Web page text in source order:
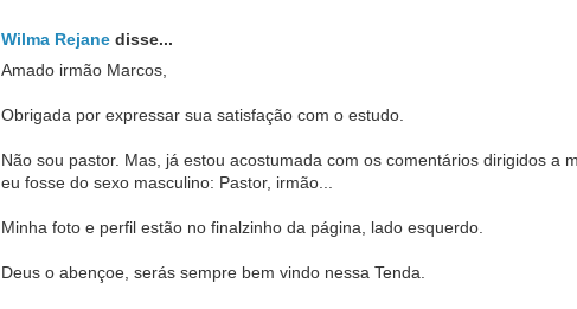
Wilma Rejanedisse...
Amado irmão Marcos,
Obrigada por expressar sua satisfação com o estudo.
Não sou pastor. Mas, já estou acostumada com os comentários dirigidos a
eu fosse do sexo masculino: Pastor, irmão...
Minha foto e perfil estão no finalzinho da página, lado esquerdo.
Deus o abençoe, serás sempre bem vindo nessa Tenda.